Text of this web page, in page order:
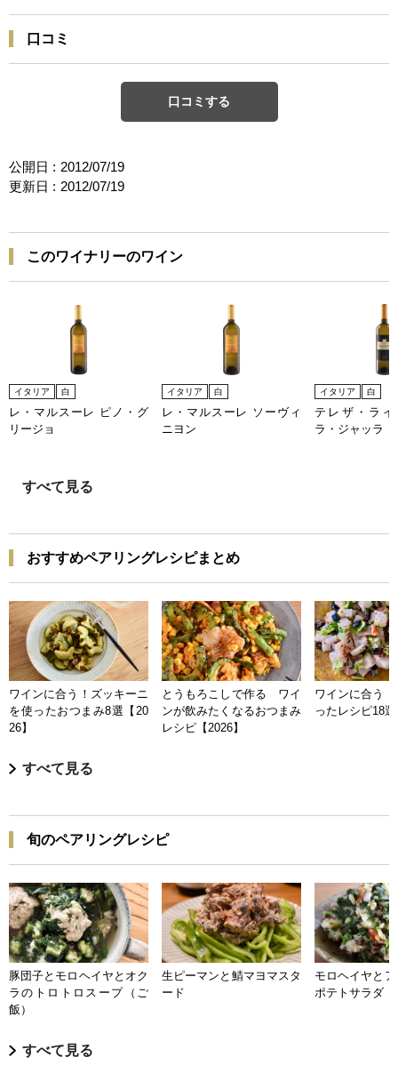
口コミ
口コミする
公開日 : 2012/07/19
更新日 : 2012/07/19
このワイナリーのワイン
イタリア 白
レ・マルスーレ ピノ・グ
リージョ
イタリア 白
レ・マルスーレ ソーヴィ
ニヨン
イタリア 白
テレザ・ラ
ラ・ジャッラ
すべて見る
おすすめペアリングレシピまとめ
ワインに合う！ズッキーニ
を使ったおつまみ8選【20
26】
とうもろこしで作る ワイ
ンが飲みたくなるおつまみ
レシピ【2026】
ワインに合う
ったレシピ18
すべて見る
旬のペアリングレシピ
豚団子とモロヘイヤとオク
ラのトロトロスープ（ご
飯）
生ピーマンと鯖マヨマスタ
ード
モロヘイヤと
ポテトサラダ
すべて見る